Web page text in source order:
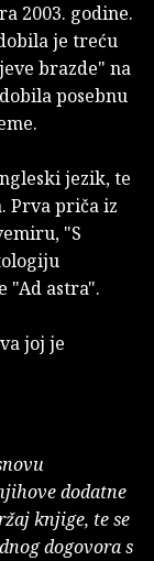
2003. godine.
je treću
brazde" na
posebnu
jezik, te
Prva priča iz
"S
"Ad astra".
joj je
dodatne
knjige, te se
dogovora s